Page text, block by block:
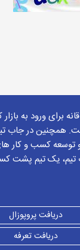
برای ورود به
همچنین در جاب
کسب و کار های
تیم، یک تیم پشت
دریافت پروپوزال
دریافت تعرفه